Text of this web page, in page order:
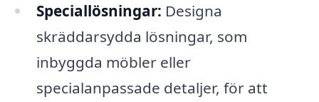
Speciallösningar: Designa
skräddarsydda lösningar, som
inbyggda möbler eller
specialanpassade detaljer, för att